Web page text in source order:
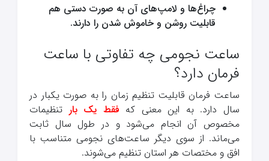
چراغ‌ها و لامپ‌های آن به صورت دستی هم
قابلیت روشن و خاموش شدن را دارند.
ساعت نجومی چه تفاوتی با ساعت
فرمان دارد؟
ساعت فرمان قابلیت تنظیم زمان را به صورت یکبار در
سال دارد. به این معنی که فقط یک بار تنظیمات
مخصوص آن انجام می‌شود و در طول سال ثابت
می‌ماند. از سوی دیگر ساعت‌های نجومی متناسب با
افق و مختصات هر استان تنظیم می‌شوند.